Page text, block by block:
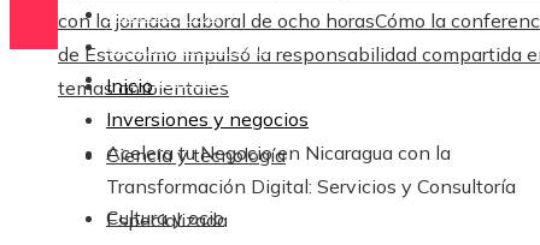
con la jornada laboral de ocho horasCómo la
de Estocolmo impulsó la responsabilidad compartida
temas ambientales
Ciencia y tecnología
Cultura y ocio
Cultura y ocio
Ciencia y tecnología
Responsabilidad Social
Inicio
Inversiones y negocios
Acelera tu Negocio en Nicaragua con la
Transformación Digital: Servicios y Consultoría
Especializada